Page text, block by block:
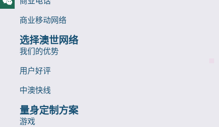
商业移动网络
选择澳世网络
我们的优势
用户好评
中澳快线
量身定制方案
游戏